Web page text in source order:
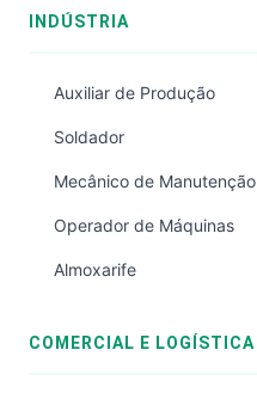
INDÚSTRIA
Auxiliar de Produção
Soldador
Mecânico de Manutenção
Operador de Máquinas
Almoxarife
COMERCIAL E LOGÍSTICA